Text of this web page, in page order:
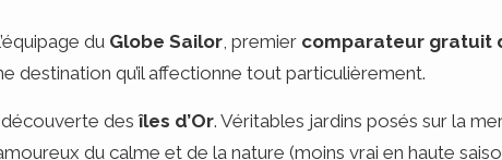
du Globe Sailor, premier comparateur gratuit
destination qu’il affectionne tout particulièrement.
découverte des îles d’Or. Véritables jardins posés sur la
du calme et de la nature (moins vrai en haute